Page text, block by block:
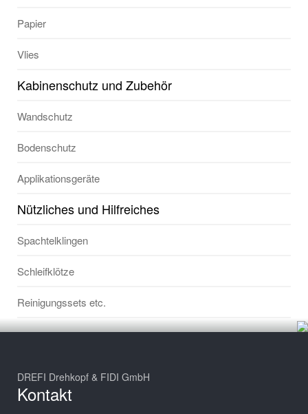
Papier
Vlies
Kabinenschutz und Zubehör
Wandschutz
Bodenschutz
Applikationsgeräte
Nützliches und Hilfreiches
Spachtelklingen
Schleifklötze
Reinigungssets etc.
DREFI Drehkopf & FIDI GmbH
Kontakt